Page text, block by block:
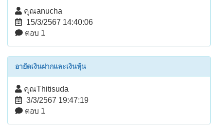
คุณanucha
15/3/2567 14:40:06
ตอบ 1
อายัดเงินฝากและเงินหุ้น
คุณThitisuda
3/3/2567 19:47:19
ตอบ 1